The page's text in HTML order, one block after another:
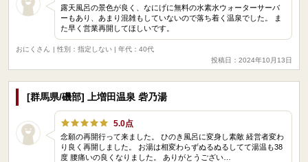
露天風呂の景色が良く、なにげに無料の水素水ウォーターサーバ
ーもあり、あまり混雑もしていないので落ち着く温泉でした。 ま
た早く営業再開してほしいです。
おにくさん
| 性別：指定しない | 年代：40代
投稿日：2024年10月13日
[群馬県/磯部] 上増田温泉 砦乃湯
5.0点
念願の再開行って来ました。 ひのき風呂に変身し素敵 経営者変わ
り良く再開しました。 お湯は相変わらずぬるぬるしてて湯温も38
度 腰痛いの良くなりました。 ありがとうござい…